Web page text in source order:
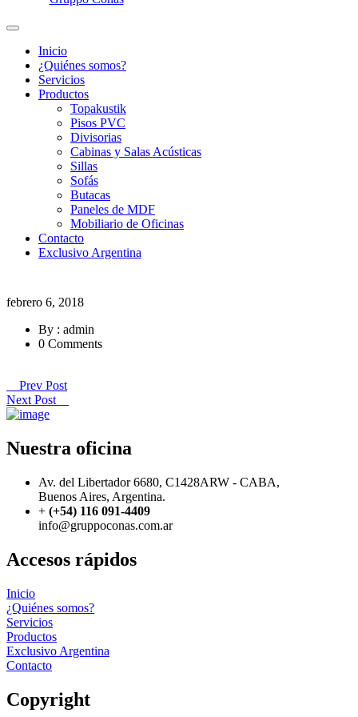
Inicio
¿Quiénes somos?
Servicios
Productos
Topakustik
Pisos PVC
Divisorias
Cabinas y Salas Acústicas
Sillas
Sofás
Butacas
Paneles de MDF
Mobiliario de Oficinas
Contacto
Exclusivo Argentina
febrero 6, 2018
By : admin
0 Comments
Prev Post
Next Post
Nuestra oficina
Av. del Libertador 6680, C1428ARW - CABA,
Buenos Aires, Argentina.
+ (+54) 116 091-4409
info@gruppoconas.com.ar
Accesos rápidos
Inicio
¿Quiénes somos?
Servicios
Productos
Exclusivo Argentina
Contacto
Copyright